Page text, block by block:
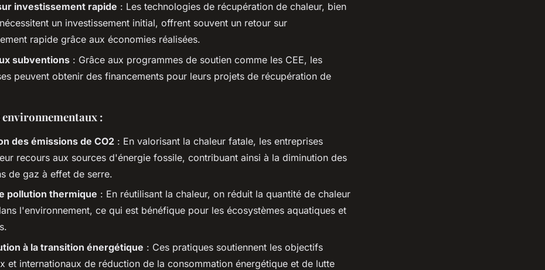
investissement rapide : Les technologies de récupération de chaleur, bien
un investissement initial, offrent souvent un retour sur
rapide grâce aux économies réalisées.
subventions : Grâce aux programmes de soutien comme les CEE, les
peuvent obtenir des financements pour leurs projets de récupération de
environnementaux :
des émissions de CO2 : En valorisant la chaleur fatale, les entreprises
recours aux sources d'énergie fossile, contribuant ainsi à la diminution des
de gaz à effet de serre.
pollution thermique : En réutilisant la chaleur, on réduit la quantité de chaleur
l'environnement, ce qui est bénéfique pour les écosystèmes aquatiques et
à la transition énergétique : Ces pratiques soutiennent les objectifs
et internationaux de réduction de la consommation énergétique et de lutte